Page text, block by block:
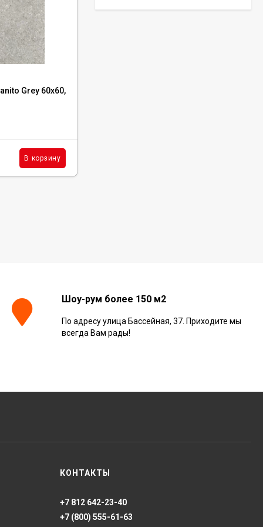
Grey 60x60,
В корзину
Керамогранит
Шоу-рум более 150 м2
По адресу улица Бассейная, 37. Приходите мы
всегда Вам рады!
КОНТАКТЫ
+7 812 642-23-40
+7 (800) 555-61-63